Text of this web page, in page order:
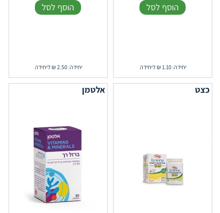
הוסף לסל
יחידה: 1.10 ₪ ליחידה
הוסף לסל
יחידה: 2.50 ₪ ליחידה
כצט אלטמן